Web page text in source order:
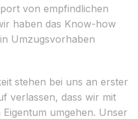
von empfindlichen
haben das Know-how
Umzugsvorhaben
stehen bei uns an erster
verlassen, dass wir mit
umgehen. Unser